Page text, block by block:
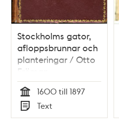
Stockholms gator,
afloppsbrunnar och
planteringar / Otto
Fröman
Tid
1600 till 1897
Typ
Text